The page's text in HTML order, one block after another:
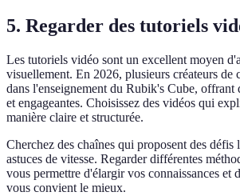
5. Regarder des tutoriels
Les tutoriels vidéo sont un excellent moyen
visuellement. En 2026, plusieurs créateurs de
dans l'enseignement du Rubik's Cube, offrant
et engageantes. Choisissez des vidéos qui
manière claire et structurée.
Cherchez des chaînes qui proposent des défis
astuces de vitesse. Regarder différentes
vous permettre d'élargir vos connaissances et
vous convient le mieux.